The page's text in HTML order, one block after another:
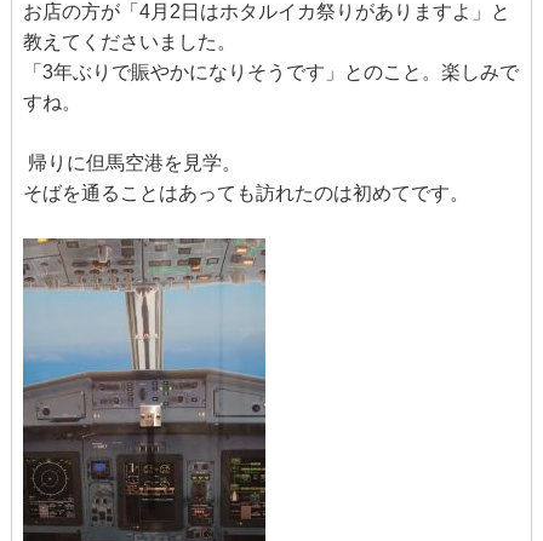
お店の方が「4月2日はホタルイカ祭りがありますよ」と
教えてくださいました。
「3年ぶりで賑やかになりそうです」とのこと。楽しみで
すね。
帰りに但馬空港を見学。
そばを通ることはあっても訪れたのは初めてです。